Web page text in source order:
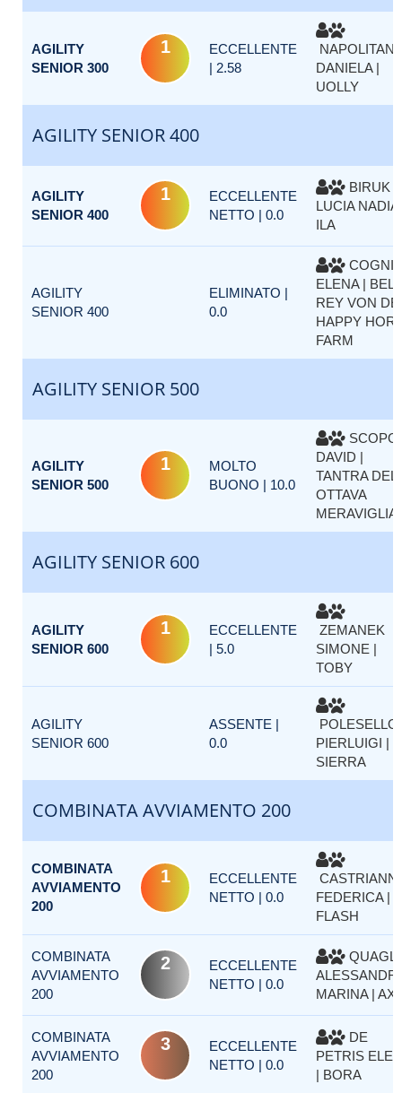
AGILITY
SENIOR 300
1
ECCELLENTE
| 2.58
DANIELA |
UOLLY
AGILITY SENIOR 400
AGILITY
SENIOR 400
1
ECCELLENTE
NETTO | 0.0
BIRUK
LUCIA NADIA
ILA
AGILITY
SENIOR 400
ELIMINATO |
0.0
COGNI
ELENA |
REY VON
HAPPY
FARM
AGILITY SENIOR 500
AGILITY
SENIOR 500
1
MOLTO
BUONO | 10.0
DAVID |
TANTRA
OTTAVA
MERAVIGLIA
AGILITY SENIOR 600
AGILITY
SENIOR 600
1
ECCELLENTE
| 5.0
ZEMANEK
SIMONE |
TOBY
AGILITY
SENIOR 600
ASSENTE |
0.0
POLESELLO
PIERLUIGI |
SIERRA
COMBINATA AVVIAMENTO 200
COMBINATA
AVVIAMENTO
200
1
ECCELLENTE
NETTO | 0.0
CASTRIANNI
FEDERICA |
FLASH
COMBINATA
AVVIAMENTO
200
2
ECCELLENTE
NETTO | 0.0
MARINA |
COMBINATA
AVVIAMENTO
200
3
ECCELLENTE
NETTO | 0.0
DE
PETRIS
| BORA